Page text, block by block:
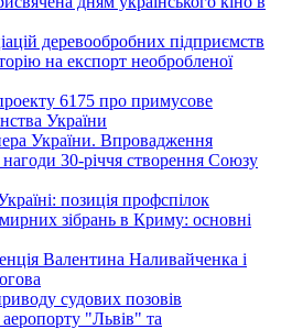
деревообробних підприємств
на експорт необробленої
6175 про примусове
України
України. Впровадження
нагоди 30-річчя створення Союзу
позиція профспілок
зібрань в Криму: основні
Валентина Наливайченка і
судових позовів
"Львів" та